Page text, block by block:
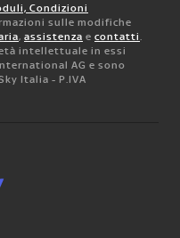
Condizioni
sulle modifiche
, assistenza e contatti.
intellettuale in essi
AG e sono
Italia - P.IVA